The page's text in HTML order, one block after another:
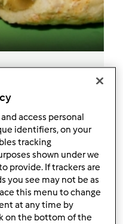
pieczarkami
-- 95
access personal
identifiers, on your
tracking
shown under we
provide. If trackers are
you see may not be as
this menu to change
at any time by
on the bottom of the